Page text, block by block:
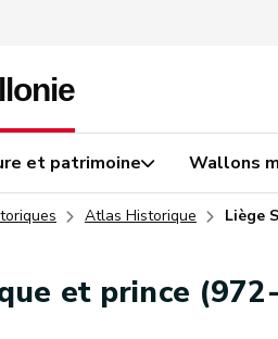
et patrimoine Wallons
Atlas Historique Liège
et prince